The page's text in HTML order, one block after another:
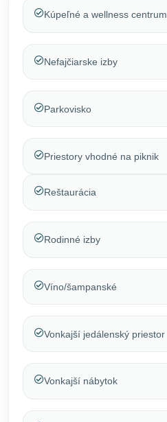
Kúpeľné a wellness centrum
Nefajčiarske izby
Parkovisko
Priestory vhodné na piknik
Reštaurácia
Rodinné izby
Víno/šampanské
Vonkajší jedálenský priestor
Vonkajší nábytok